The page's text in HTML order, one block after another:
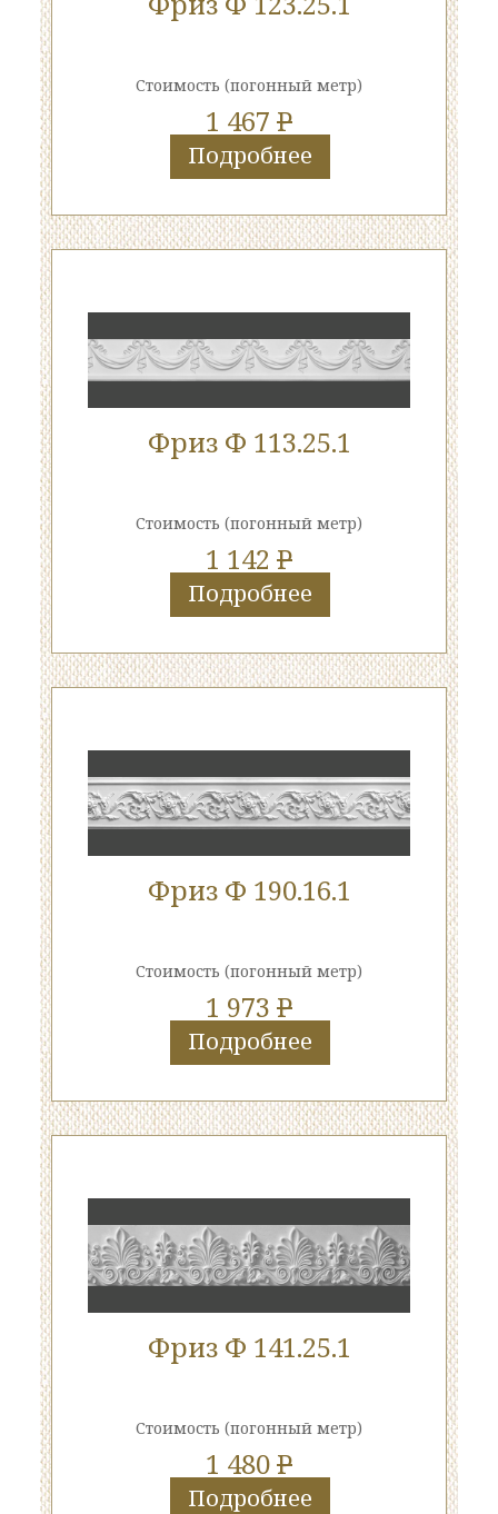
Стоимость (погонный метр)
1 467 P
Подробнее
Фриз Ф 113.25.1
Стоимость (погонный метр)
1 142 P
Подробнее
Фриз Ф 190.16.1
Стоимость (погонный метр)
1 973 P
Подробнее
Фриз Ф 141.25.1
Стоимость (погонный метр)
1 480P
Подробнее